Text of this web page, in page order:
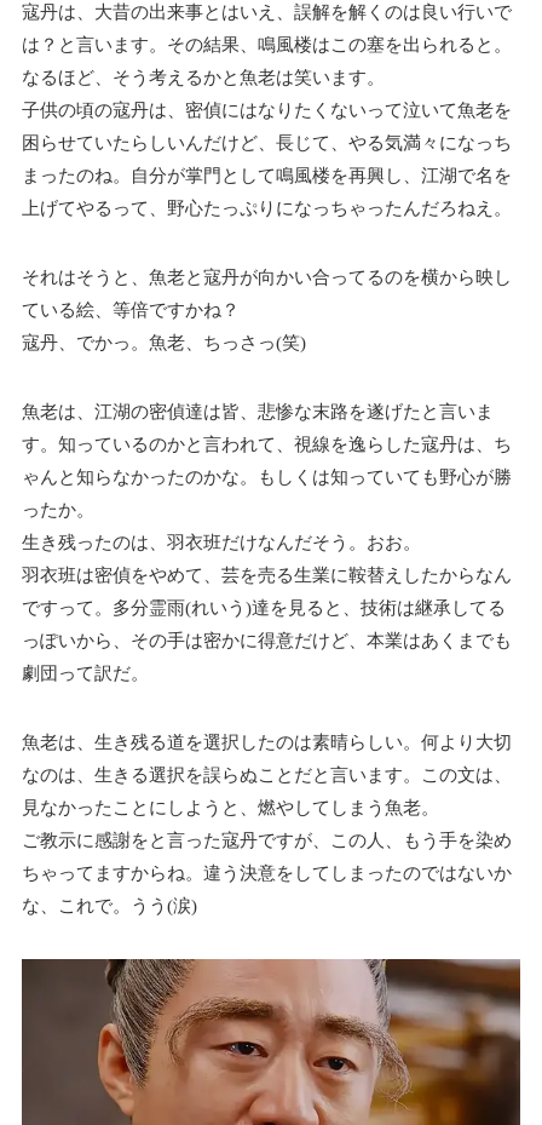
寇丹は、大昔の出来事とはいえ、誤解を解くのは良い行いで
は？と言います。その結果、鳴風楼はこの塞を出られると。
なるほど、そう考えるかと魚老は笑います。
子供の頃の寇丹は、密偵にはなりたくないって泣いて魚老を
困らせていたらしいんだけど、長じて、やる気満々になっち
まったのね。自分が掌門として鳴風楼を再興し、江湖で名を
上げてやるって、野心たっぷりになっちゃったんだろねえ。
それはそうと、魚老と寇丹が向かい合ってるのを横から映し
ている絵、等倍ですかね？
寇丹、でかっ。魚老、ちっさっ(笑)
魚老は、江湖の密偵達は皆、悲惨な末路を遂げたと言いま
す。知っているのかと言われて、視線を逸らした寇丹は、ち
ゃんと知らなかったのかな。もしくは知っていても野心が勝
ったか。
生き残ったのは、羽衣班だけなんだそう。おお。
羽衣班は密偵をやめて、芸を売る生業に鞍替えしたからなん
ですって。多分霊雨(れいう)達を見ると、技術は継承してる
っぽいから、その手は密かに得意だけど、本業はあくまでも
劇団って訳だ。
魚老は、生き残る道を選択したのは素晴らしい。何より大切
なのは、生きる選択を誤らぬことだと言います。この文は、
見なかったことにしようと、燃やしてしまう魚老。
ご教示に感謝をと言った寇丹ですが、この人、もう手を染め
ちゃってますからね。違う決意をしてしまったのではないか
な、これで。うう(涙)